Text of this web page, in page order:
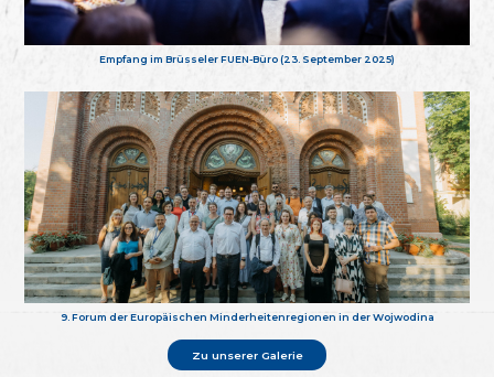
Empfang im Brüsseler FUEN-Büro (23. September 2025)
9. Forum der Europäischen Minderheitenregionen in der Wojwodina
Zu unserer Galerie